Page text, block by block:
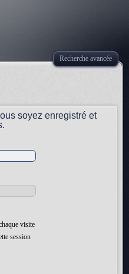
Recherche avancée
soyez enregistré et
visite
session